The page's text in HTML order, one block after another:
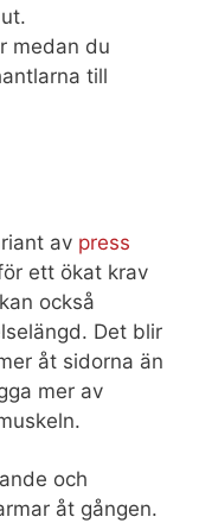
medan du
till
av press
ett ökat krav
också
Det blir
åt sidorna än
mer av
och
åt gången.